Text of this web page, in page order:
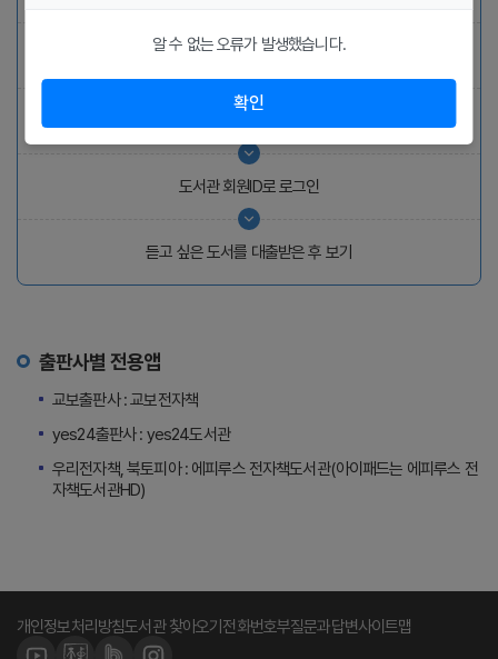
앱 실행
도서관 회원ID로 로그인
듣고 싶은 도서를 대출받은 후 보기
출판사별 전용앱
교보출판사 : 교보전자책
yes24출판사 : yes24도서관
우리전자책, 북토피아 : 에피루스 전자책도서관(아이패드는 에피루스 전
자책도서관HD)
개인정보처리방침도서관 찾아오기 전화번호부질문과답변사이트맵
알 수 없는 오류가 발생했습니다.
확인